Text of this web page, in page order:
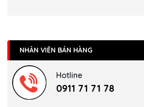
NHÂN VIÊN BÁN HÀNG
Hotline
0911 71 71 78